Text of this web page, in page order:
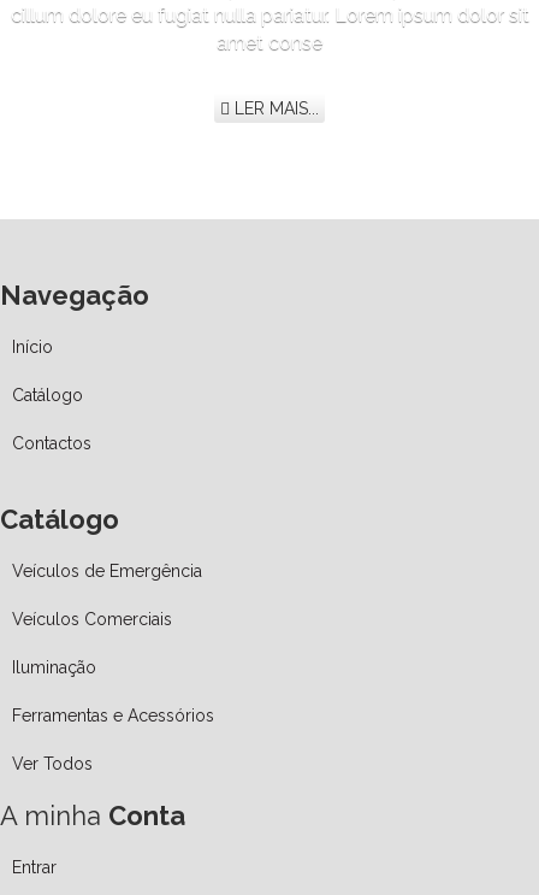
cillum dolore eu fugiat nulla pariatur. Lorem ipsum dolor sit
amet conse
LER MAIS...
Navegação
Início
Catálogo
Contactos
Catálogo
Veículos de Emergência
Veículos Comerciais
Iluminação
Ferramentas e Acessórios
Ver Todos
A minha Conta
Entrar